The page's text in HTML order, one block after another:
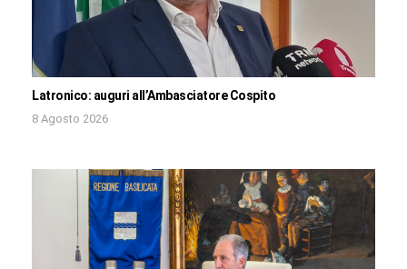
Latronico: auguri all’Ambasciatore Cospito
8 Agosto 2026